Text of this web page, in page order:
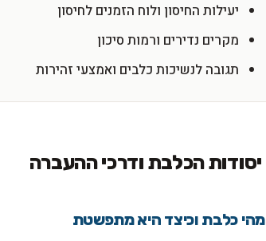
יעילות החיסון ולוח הזמנים לחיסון
מקרים נדירים ורמות סיכון
תגובה לנשיכות כלבים ואמצעי זהירות
יסודות הכלבת ודרכי ההעברה
מהי כלבת וכיצד היא מתפשטת